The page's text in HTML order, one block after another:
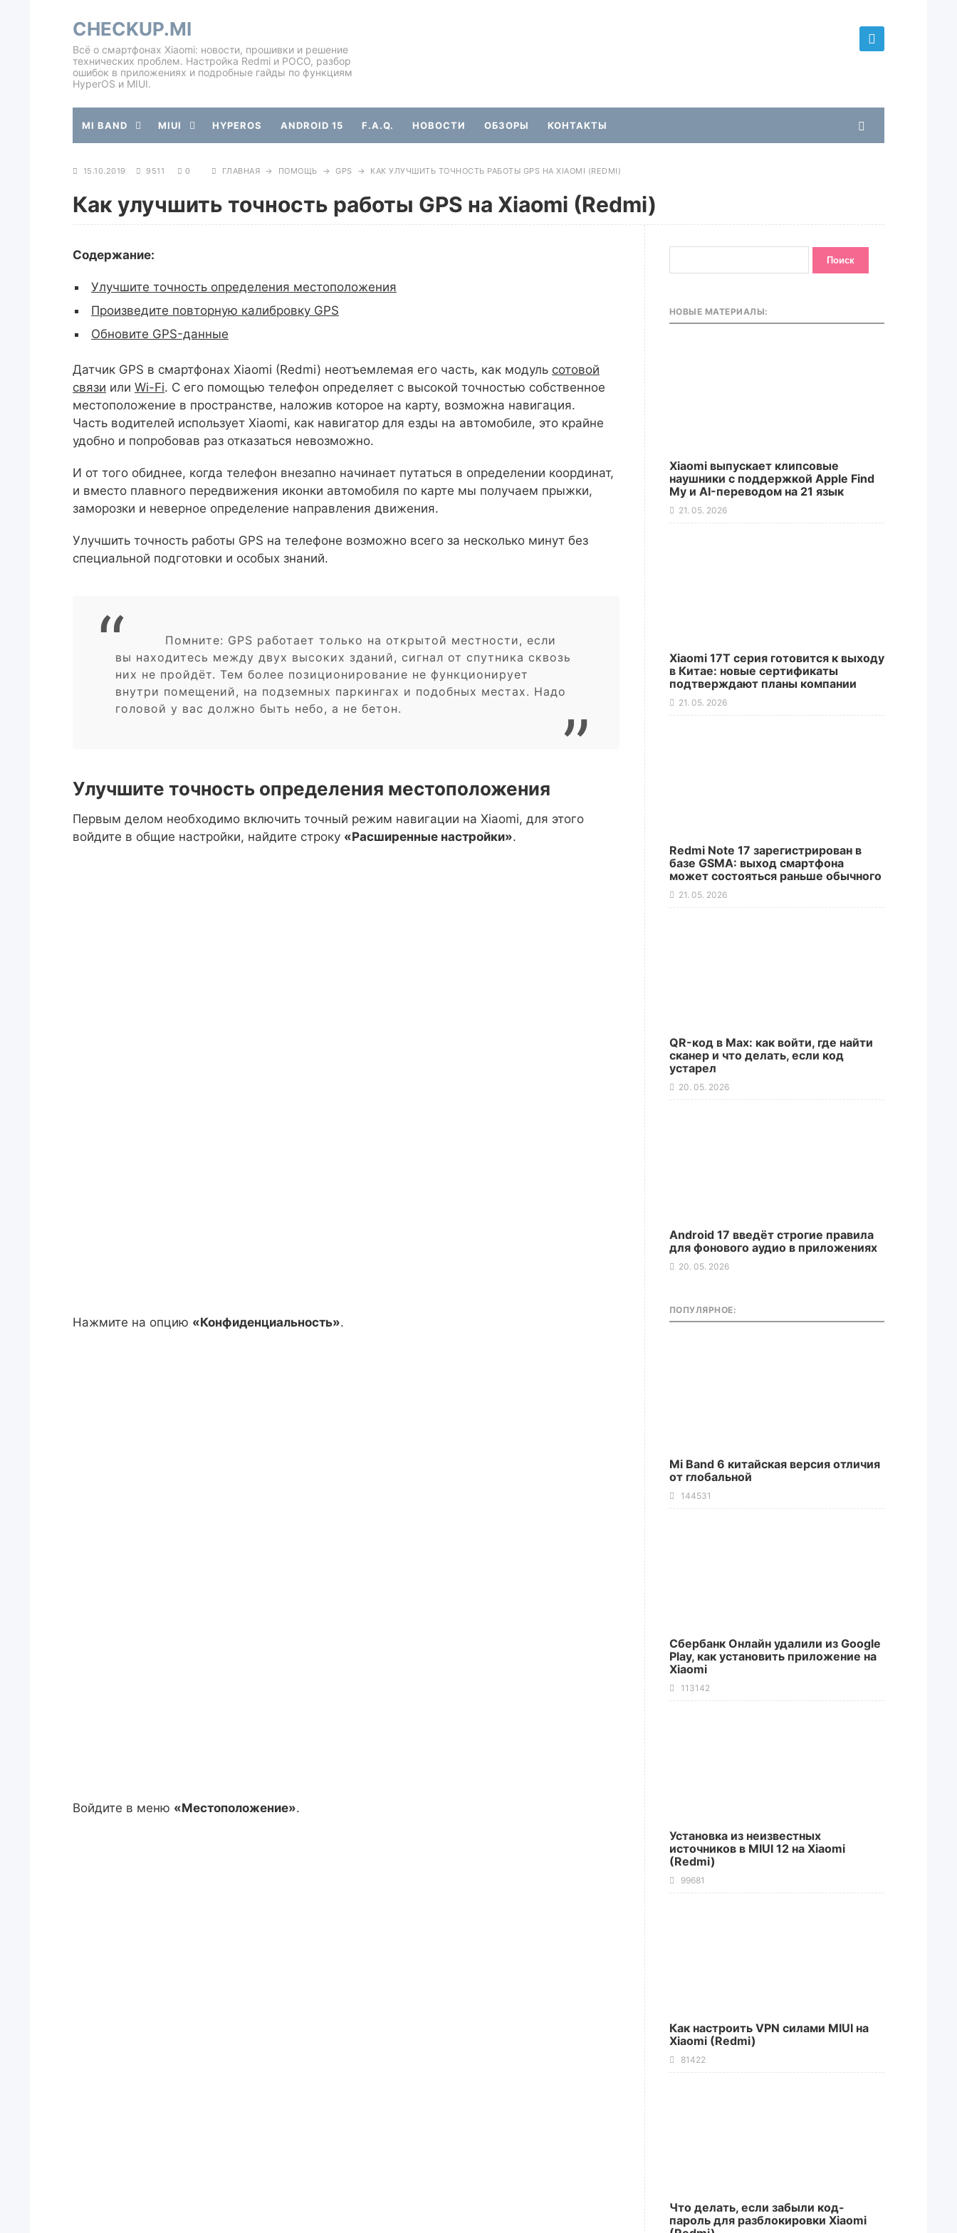
CHECKUP.MI
Всё о смартфонах Xiaomi: новости, прошивки и решение
технических проблем. Настройка Redmi и POCO, разбор
ошибок в приложениях и подробные гайды по функциям
HyperOS и MIUI.
MI BAND MIUI HYPEROS ANDROID 15 F.A.Q. НОВОСТИ ОБЗОРЫ КОНТАКТЫ
15.10.2019 9511 0 ГЛАВНАЯ → ПОМОЩЬ → GPS → КАК УЛУЧШИТЬ ТОЧНОСТЬ РАБОТЫ GPS НА XIAOMI (REDMI)
Как улучшить точность работы GPS на Xiaomi (Redmi)
Содержание:
Улучшите точность определения местоположения
Произведите повторную калибровку GPS
Обновите GPS-данные
Датчик GPS в смартфонах Xiaomi (Redmi) неотъемлемая его часть, как модуль сотовой
связи или Wi-Fi. С его помощью телефон определяет с высокой точностью собственное
местоположение в пространстве, наложив которое на карту, возможна навигация.
Часть водителей использует Xiaomi, как навигатор для езды на автомобиле, это крайне
удобно и попробовав раз отказаться невозможно.
И от того обиднее, когда телефон внезапно начинает путаться в определении координат,
и вместо плавного передвижения иконки автомобиля по карте мы получаем прыжки,
заморозки и неверное определение направления движения.
Улучшить точность работы GPS на телефоне возможно всего за несколько минут без
специальной подготовки и особых знаний.
Помните: GPS работает только на открытой местности, если
вы находитесь между двух высоких зданий, сигнал от спутника сквозь
них не пройдёт. Тем более позиционирование не функционирует
внутри помещений, на подземных паркингах и подобных местах. Надо
головой у вас должно быть небо, а не бетон.
Улучшите точность определения местоположения
Первым делом необходимо включить точный режим навигации на Xiaomi, для этого
войдите в общие настройки, найдите строку «Расширенные настройки».
Нажмите на опцию «Конфиденциальность».
Войдите в меню «Местоположение».
НОВЫЕ МАТЕРИАЛЫ:
Xiaomi выпускает клипсовые
наушники с поддержкой Apple Find
My и AI-переводом на 21 язык
21. 05. 2026
Xiaomi 17T серия готовится к выходу
в Китае: новые сертификаты
подтверждают планы компании
21. 05. 2026
Redmi Note 17 зарегистрирован в
базе GSMA: выход смартфона
может состояться раньше обычного
21. 05. 2026
QR-код в Max: как войти, где найти
сканер и что делать, если код
устарел
20. 05. 2026
Android 17 введёт строгие правила
для фонового аудио в приложениях
20. 05. 2026
ПОПУЛЯРНОЕ:
Mi Band 6 китайская версия отличия
от глобальной
144531
Сбербанк Онлайн удалили из Google
Play, как установить приложение на
Xiaomi
113142
Установка из неизвестных
источников в MIUI 12 на Xiaomi
(Redmi)
99681
Как настроить VPN силами MIUI на
Xiaomi (Redmi)
81422
Что делать, если забыли код-
пароль для разблокировки Xiaomi